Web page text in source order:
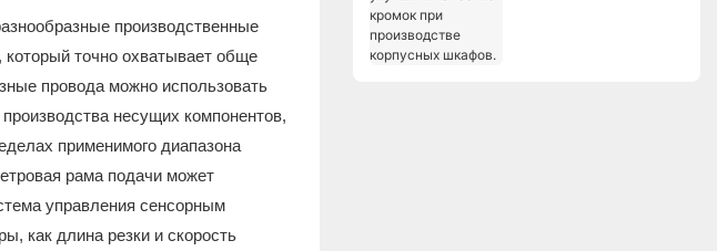
производственные
точно охватывает обще
провода можно использовать
несущих компонентов,
применимого диапазона
рама подачи может
управления сенсорным
как длина резки и скорость